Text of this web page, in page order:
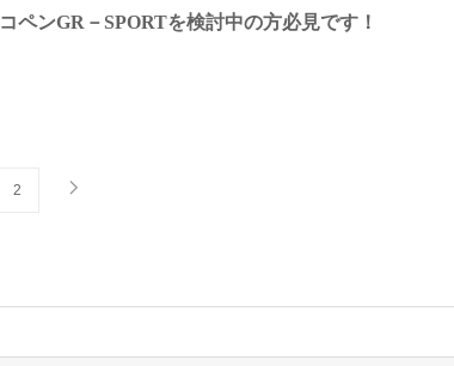
コペンGR－SPORTを検討中の方必見です！
2